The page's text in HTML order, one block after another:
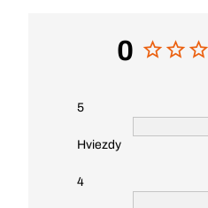
0
5
Hviezdy
4